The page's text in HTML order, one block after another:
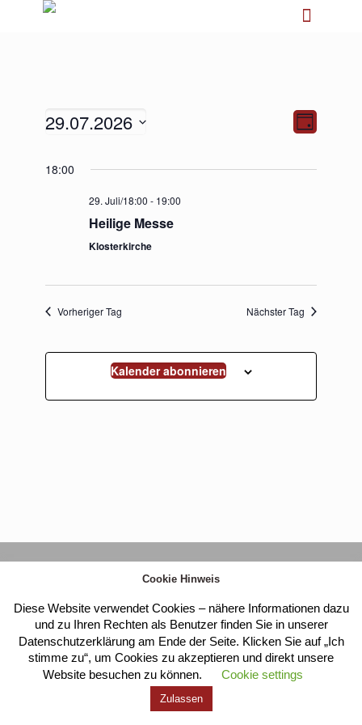
Ansichten-
Navigation
Ansichten-
Tag
29.07.2026
wählen.
18:00
29. Juli/18:00 - 19:00
Heilige Messe
Klosterkirche
Vorheriger Tag Nächster Tag
Kalender abonnieren
Kloster Heilig Kreuz |Impressum
Cookie Hinweis
Diese Website verwendet Cookies – nähere Informationen dazu
und zu Ihren Rechten als Benutzer finden Sie in unserer
Datenschutzerklärung am Ende der Seite. Klicken Sie auf „Ich
stimme zu“, um Cookies zu akzeptieren und direkt unsere
Website besuchen zu können.
Cookie settings
Zulassen